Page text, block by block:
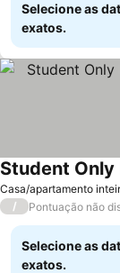
Selecione as
exatos.
Casa/apartamento
/ Pontuação não
Selecione as
exatos.